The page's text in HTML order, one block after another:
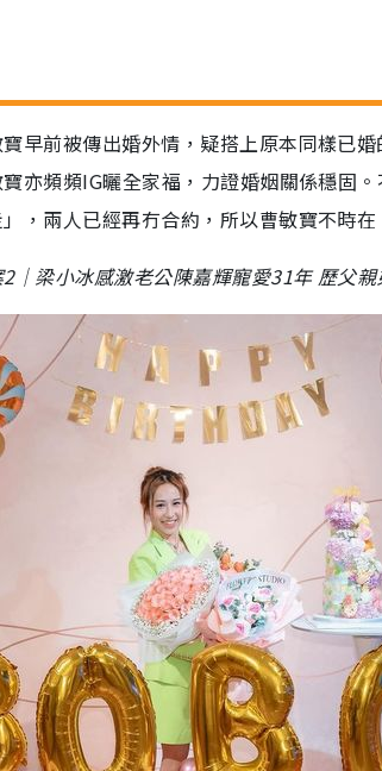
寶早前被傳出婚外情，疑搭上原本同樣已
亦頻頻IG曬全家福，力證婚姻關係穩固
，兩人已經再冇合約，所以曹敏寶不時
｜梁小冰感激老公陳嘉輝寵愛31年 歷父